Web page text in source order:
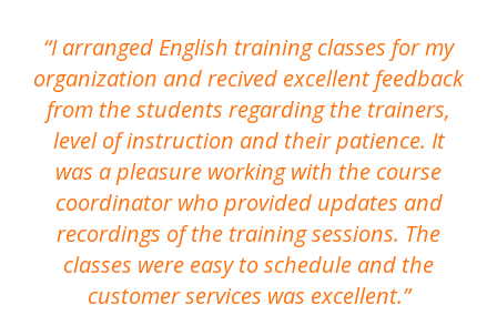
I arranged English training classes for my
organization and recived excellent feedback
from the students regarding the trainers,
level of instruction and their patience. It
was a pleasure working with the course
coordinator who provided updates and
recordings of the training sessions. The
classes were easy to schedule and the
customer services was excellent.